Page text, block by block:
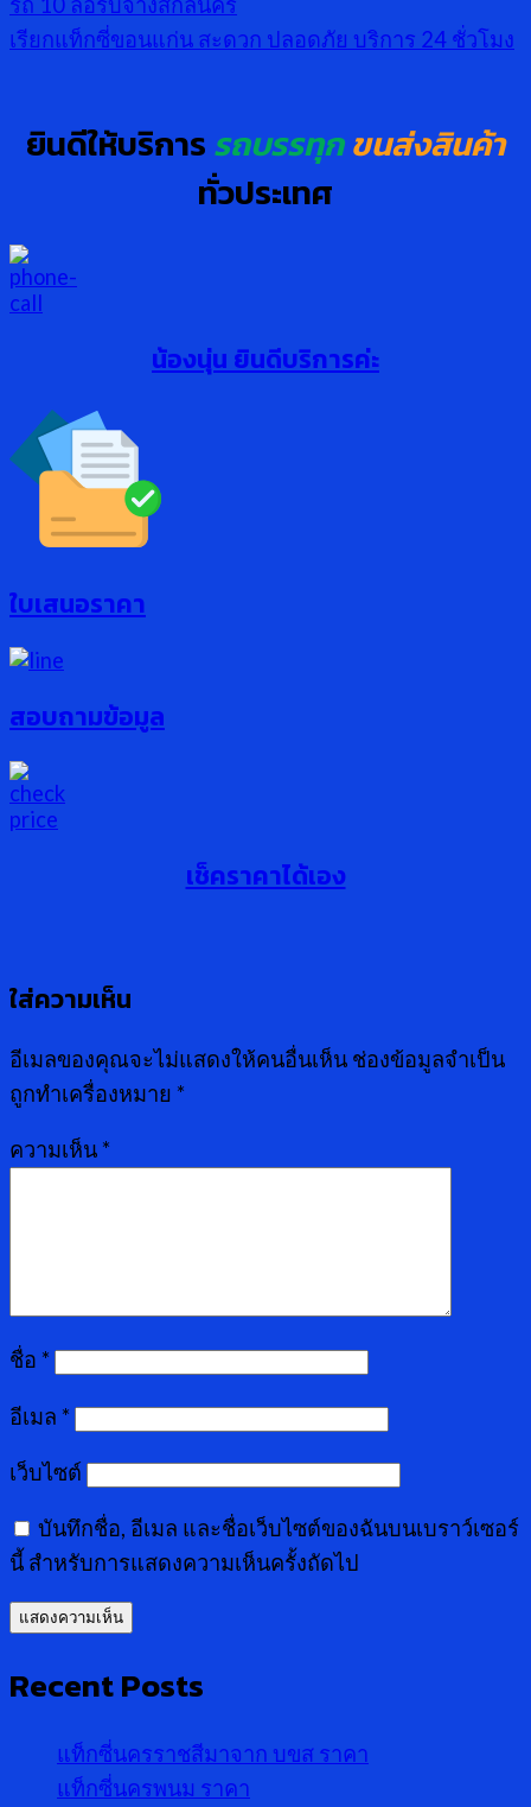
เรียกแท็กซี่ขอนแก่น สะดวก ปลอดภัย บริการ 24 ชั่วโมง
ยินดีให้บริการรถบรรทุกขนส่งสินค้า
ทั่วประเทศ
น้องนุ่น ยินดีบริการค่ะ
ใบเสนอราคา
สอบถามข้อมูล
เช็คราคาได้เอง
ใส่ความเห็น
อีเมลของคุณจะไม่แสดงให้คนอื่นเห็น ช่องข้อมูลจำเป็น
ถูกทำเครื่องหมาย *
ความเห็น *
ชื่อ *
อีเมล *
เว็บไซต์
บันทึกชื่อ, อีเมล และชื่อเว็บไซต์ของฉันบนเบราว์เซอร์
นี้ สำหรับการแสดงความเห็นครั้งถัดไป
Recent Posts
แท็กซี่นครราชสีมาจาก บขส ราคา
แท็กซี่นครพนม ราคา